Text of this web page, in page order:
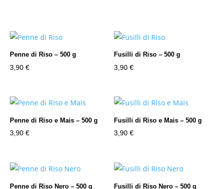
Penne di Riso – 500 g
3,90 €
Fusilli di Riso – 500 g
3,90€
Penne di Riso e Mais – 500 g
3,90 €
Fusilli di Riso e Mais – 500 g
3,90€
Penne di Riso Nero – 500 g Fusilli di Riso Nero – 500 g